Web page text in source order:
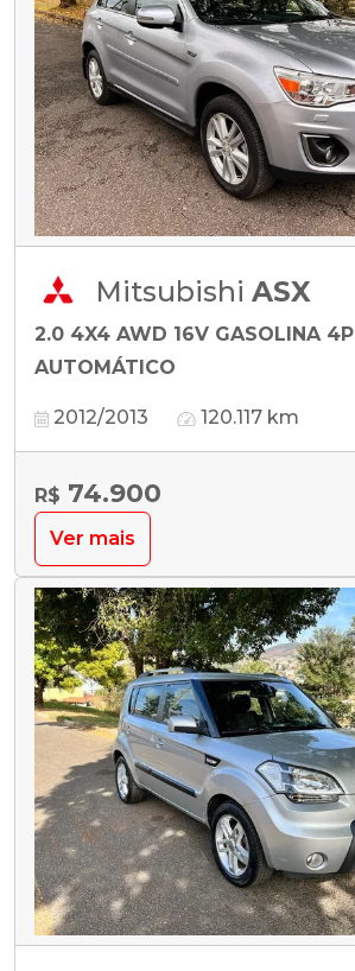
Mitsubishi ASX
2.0 4X4 AWD 16V GASOLINA 4P
AUTOMÁTICO
2012/2013 120.117 km
R$ 74.900
Ver mais